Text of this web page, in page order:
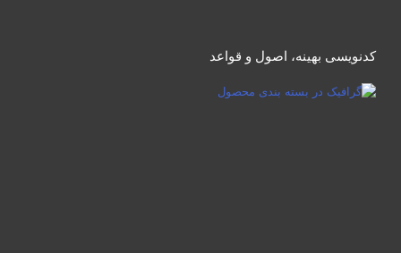
کدنویسی بهینه، اصول و قواعد